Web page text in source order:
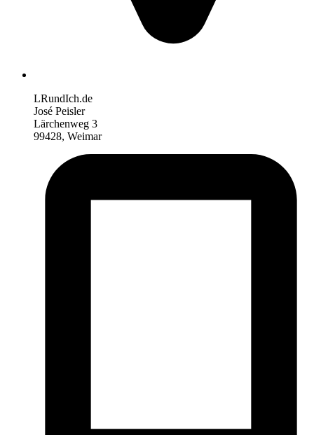
LRundIch.de
José Peisler
Lärchenweg 3
99428, Weimar